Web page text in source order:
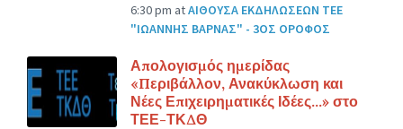
6:30 pm atΑΙΘΟΥΣΑ ΕΚΔΗΛΩΣΕΩΝ ΤΕΕ
"ΙΩΑΝΝΗΣ ΒΑΡΝΑΣ" - 3ΟΣ ΟΡΟΦΟΣ
Απολογισμός ημερίδας
«Περιβάλλον, Ανακύκλωση και
Νέες Επιχειρηματικές Ιδέες…» στο
ΤΕΕ-ΤΚΔΘ